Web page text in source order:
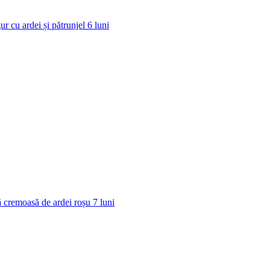
cu ardei și pătrunjel 6 luni
cremoasă de ardei roșu 7 luni